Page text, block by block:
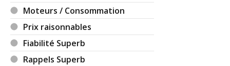
Moteurs / Consommation
Prix raisonnables
Fiabilité Superb
Rappels Superb